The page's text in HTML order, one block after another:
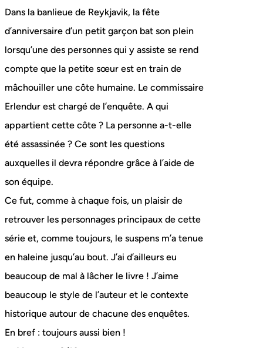
Dans la banlieue de Reykjavik, la fête
d’anniversaire d’un petit garçon bat son plein
lorsqu’une des personnes qui y assiste se rend
compte que la petite sœur est en train de
mâchouiller une côte humaine. Le commissaire
Erlendur est chargé de l’enquête. A qui
appartient cette côte ? La personne a-t-elle
été assassinée ? Ce sont les questions
auxquelles il devra répondre grâce à l’aide de
son équipe.
Ce fut, comme à chaque fois, un plaisir de
retrouver les personnages principaux de cette
série et, comme toujours, le suspens m’a tenue
en haleine jusqu’au bout. J’ai d’ailleurs eu
beaucoup de mal à lâcher le livre ! J’aime
beaucoup le style de l’auteur et le contexte
historique autour de chacune des enquêtes.
En bref : toujours aussi bien !